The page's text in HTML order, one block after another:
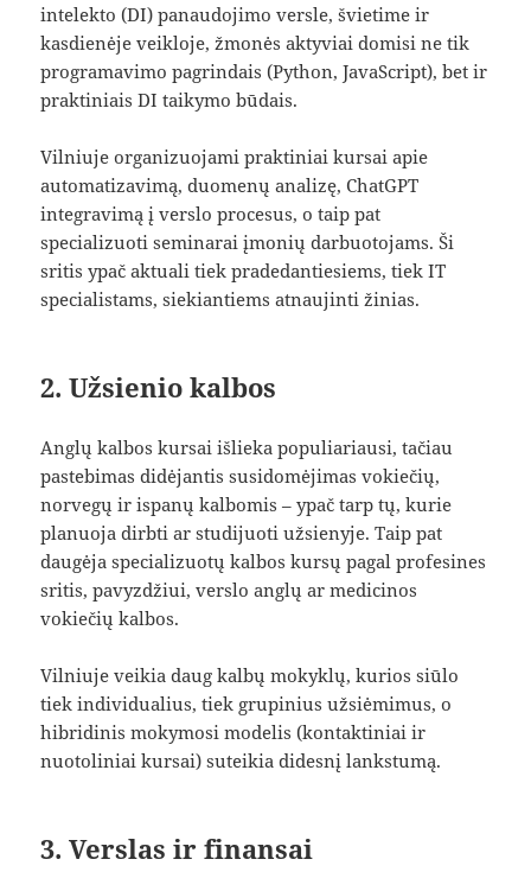
intelekto (DI) panaudojimo versle, švietime ir
kasdienėje veikloje, žmonės aktyviai domisi ne tik
programavimo pagrindais (Python, JavaScript), bet ir
praktiniais DI taikymo būdais.
Vilniuje organizuojami praktiniai kursai apie
automatizavimą, duomenų analizę, ChatGPT
integravimą į verslo procesus, o taip pat
specializuoti seminarai įmonių darbuotojams. Ši
sritis ypač aktuali tiek pradedantiesiems, tiek IT
specialistams, siekiantiems atnaujinti žinias.
2. Užsienio kalbos
Anglų kalbos kursai išlieka populiariausi, tačiau
pastebimas didėjantis susidomėjimas vokiečių,
norvegų ir ispanų kalbomis – ypač tarp tų, kurie
planuoja dirbti ar studijuoti užsienyje. Taip pat
daugėja specializuotų kalbos kursų pagal profesines
sritis, pavyzdžiui, verslo anglų ar medicinos
vokiečių kalbos.
Vilniuje veikia daug kalbų mokyklų, kurios siūlo
tiek individualius, tiek grupinius užsiėmimus, o
hibridinis mokymosi modelis (kontaktiniai ir
nuotoliniai kursai) suteikia didesnį lankstumą.
3. Verslas ir finansai